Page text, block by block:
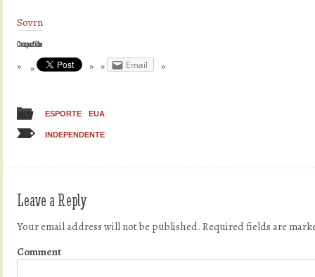
Sovrn
Compartilhe
Email
ESPORTE EUA
INDEPENDENTE
Leave a Reply
Your email address will not be published. Required fields are
Comment